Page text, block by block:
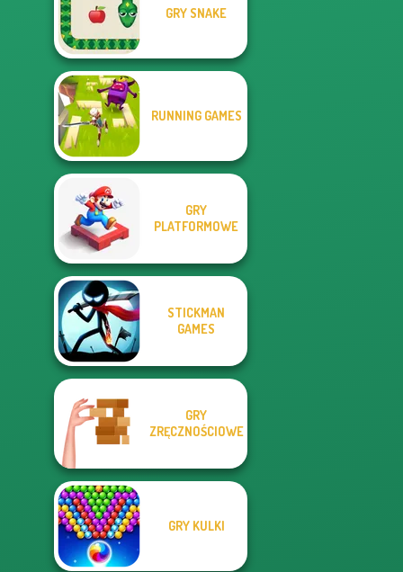
GRY SNAKE
RUNNING GAMES
GRY
PLATFORMOWE
STICKMAN
GAMES
GRY
ZRĘCZNOŚCIOWE
GRY KULKI